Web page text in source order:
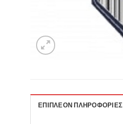
ΕΠΙΠΛΈΟΝ ΠΛΗΡΟΦΟΡΊΕΣ